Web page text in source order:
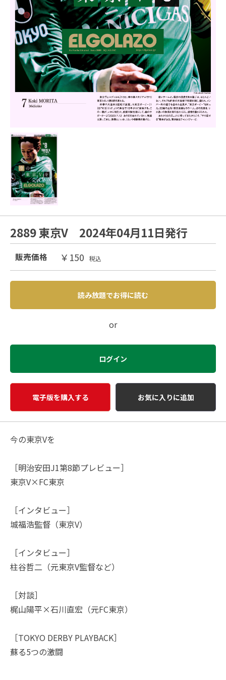
2889 東京V 2024年04月11日発行
販売価格 ￥150 税込
読み放題でお得に読む
or
ログイン
電子版を購入する お気に入りに追加
今の東京Vを
［明治安田J1第8節プレビュー］
東京V×FC東京
［インタビュー］
城福浩監督（東京V）
［インタビュー］
柱谷哲二（元東京V監督など）
［対談］
梶山陽平×石川直宏（元FC東京）
［TOKYO DERBY PLAYBACK］
蘇る5つの激闘